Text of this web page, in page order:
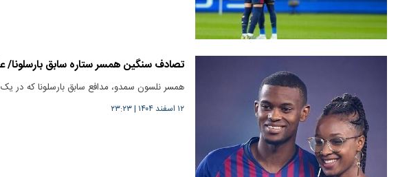
تصادف سنگین همسر ستاره سابق
همسر نلسون سمدو، مدافع سابق بارسلونا که در
۱۲ اسفند ۱۴۰۴ |۲۳:۲۳